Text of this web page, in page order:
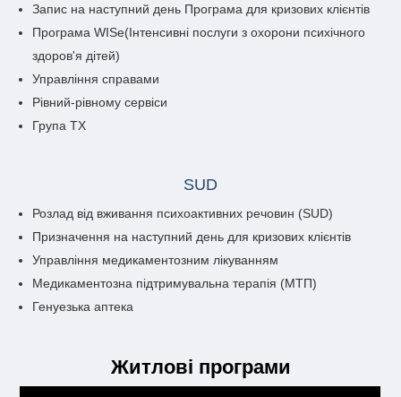
Запис на наступний день Програма для кризових клієнтів
Програма WISe(Інтенсивні послуги з охорони психічного
здоров'я дітей)
Управління справами
Рівний-рівному сервіси
Група ТХ
SUD
Розлад від вживання психоактивних речовин (SUD)
Призначення на наступний день для кризових клієнтів
Управління медикаментозним лікуванням
Медикаментозна підтримувальна терапія (МТП)
Генуезька аптека
Житлові програми